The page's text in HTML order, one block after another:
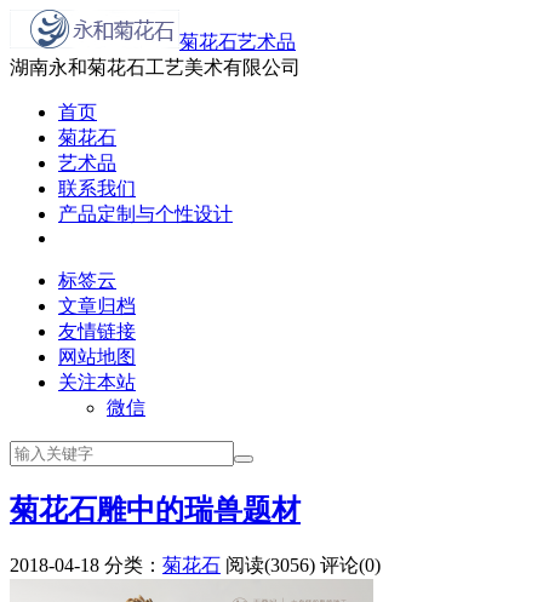
菊花石艺术品
湖南永和菊花石工艺美术有限公司
首页
菊花石
艺术品
联系我们
产品定制与个性设计
标签云
文章归档
友情链接
网站地图
关注本站
微信
菊花石雕中的瑞兽题材
2018-04-18 分类： 菊花石 阅读(3056) 评论(0)